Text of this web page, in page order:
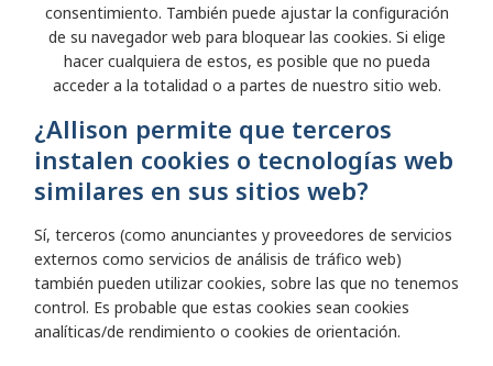
consentimiento. También puede ajustar la configuración
de su navegador web para bloquear las cookies. Si elige
hacer cualquiera de estos, es posible que no pueda
acceder a la totalidad o a partes de nuestro sitio web.
¿Allison permite que terceros
instalen cookies o tecnologías web
similares en sus sitios web?
Sí, terceros (como anunciantes y proveedores de servicios
externos como servicios de análisis de tráfico web)
también pueden utilizar cookies, sobre las que no tenemos
control. Es probable que estas cookies sean cookies
analíticas/de rendimiento o cookies de orientación.